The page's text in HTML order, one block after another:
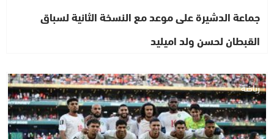
جماعة الدشيرة على موعد مع النسخة الثانية لسباق
القبطان لحسن ولد اميليد
رياضة